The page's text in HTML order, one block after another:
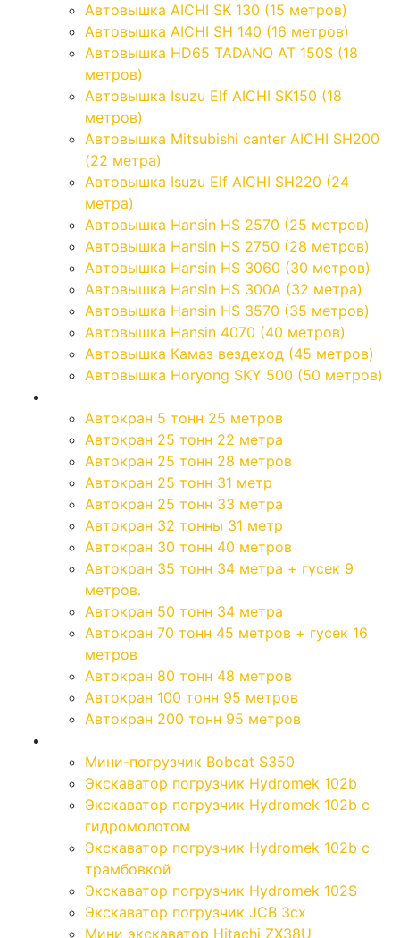
Автовышка AICHI SK 130 (15 метров)
Автовышка AICHI SH 140 (16 метров)
Автовышка HD65 TADANO AT 150S (18
метров)
Автовышка Isuzu Elf AICHI SK150 (18
метров)
Автовышка Mitsubishi canter AICHI SH200
(22 метра)
Автовышка Isuzu Elf AICHI SH220 (24
метра)
Автовышка Hansin HS 2570 (25 метров)
Автовышка Hansin HS 2750 (28 метров)
Автовышка Hansin HS 3060 (30 метров)
Автовышка Hansin HS 300А (32 метра)
Автовышка Hansin HS 3570 (35 метров)
Автовышка Hansin 4070 (40 метров)
Автовышка Камаз вездеход (45 метров)
Автовышка Horyong SKY 500 (50 метров)
Автокран 5 тонн 25 метров
Автокран 25 тонн 22 метра
Автокран 25 тонн 28 метров
Автокран 25 тонн 31 метр
Автокран 25 тонн 33 метра
Автокран 32 тонны 31 метр
Автокран 30 тонн 40 метров
Автокран 35 тонн 34 метра + гусек 9
метров.
Автокран 50 тонн 34 метра
Автокран 70 тонн 45 метров + гусек 16
метров
Автокран 80 тонн 48 метров
Автокран 100 тонн 95 метров
Автокран 200 тонн 95 метров
Мини-погрузчик Bobcat S350
Экскаватор погрузчик Hydromek 102b
Экскаватор погрузчик Hydromek 102b с
гидромолотом
Экскаватор погрузчик Hydromek 102b с
трамбовкой
Экскаватор погрузчик Hydromek 102S
Экскаватор погрузчик JCB 3cx
Мини экскаватор Hitachi ZX38U